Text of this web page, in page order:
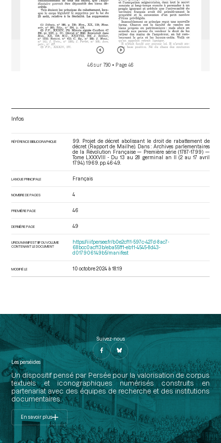
46 sur 790 • Page 46
Infos
RÉFÉRENCE BIBLIOGRAPHIQUE
99. Projet de décret abolissant le droit de rabattement de
décret (Rapport de Mailhe). Dans : Archives parlementaires
de la Révolution Française — Première série (1787-1799) —
Tome LXXXVIII - Du 13 au 28 germinal an II (2 au 17 avril
1794) . 1969. pp. 46-49.
LANGUE PRINCIPALE Français
NOMBRE DE PAGES 4
PREMIÈRE PAGE 46
DERNIÈRE PAGE 49
URI DU MANIFEST IIIF DU VOLUME
CONTENANT LE DOCUMENT
https://iiif.persee.fr/b0e2cf11-597c-427d-8ac7-
68bcc0acf13b/eba55ff1-eb11-4545-8d43-
d017906149b5/manifest
MODIFIÉ LE 10 octobre 2024 à 18:19
Suivez-nous
Les perséides
Un dispositif pensé par Persée pour la valorisation de corpus
textuels et iconographiques numérisés construits en
partenariat avec des équipes de recherche et des institutions
documentaires.
En savoir plus